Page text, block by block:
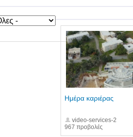
967 προβολές
Ημέρα καριέρας
video-services-2